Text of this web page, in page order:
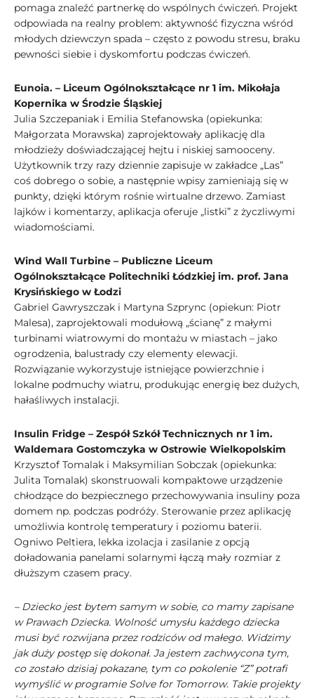
pomaga znaleźć partnerkę do wspólnych ćwiczeń. Projekt
odpowiada na realny problem: aktywność fizyczna wśród
młodych dziewczyn spada – często z powodu stresu, braku
pewności siebie i dyskomfortu podczas ćwiczeń.
Eunoia. – Liceum Ogólnokształcące nr 1 im. Mikołaja
Kopernika w Środzie Śląskiej
Julia Szczepaniak i Emilia Stefanowska (opiekunka:
Małgorzata Morawska) zaprojektowały aplikację dla
młodzieży doświadczającej hejtu i niskiej samooceny.
Użytkownik trzy razy dziennie zapisuje w zakładce „Las”
coś dobrego o sobie, a następnie wpisy zamieniają się w
punkty, dzięki którym rośnie wirtualne drzewo. Zamiast
lajków i komentarzy, aplikacja oferuje „listki” z życzliwymi
wiadomościami.
Wind Wall Turbine – Publiczne Liceum
Ogólnokształcące Politechniki Łódzkiej im. prof. Jana
Krysińskiego w Łodzi
Gabriel Gawryszczak i Martyna Szprync (opiekun: Piotr
Malesa), zaprojektowali modułową „ścianę” z małymi
turbinami wiatrowymi do montażu w miastach – jako
ogrodzenia, balustrady czy elementy elewacji.
Rozwiązanie wykorzystuje istniejące powierzchnie i
lokalne podmuchy wiatru, produkując energię bez dużych,
hałaśliwych instalacji.
Insulin Fridge – Zespół Szkół Technicznych nr 1 im.
Waldemara Gostomczyka w Ostrowie Wielkopolskim
Krzysztof Tomalak i Maksymilian Sobczak (opiekunka:
Julita Tomalak) skonstruowali kompaktowe urządzenie
chłodzące do bezpiecznego przechowywania insuliny poza
domem np. podczas podróży. Sterowanie przez aplikację
umożliwia kontrolę temperatury i poziomu baterii.
Ogniwo Peltiera, lekka izolacja i zasilanie z opcją
doładowania panelami solarnymi łączą mały rozmiar z
dłuższym czasem pracy.
– Dziecko jest bytem samym w sobie, co mamy zapisane
w Prawach Dziecka. Wolność umysłu każdego dziecka
musi być rozwijana przez rodziców od małego. Widzimy
jak duży postęp się dokonał. Ja jestem zachwycona tym,
co zostało dzisiaj pokazane, tym co pokolenie “Z” potrafi
wymyślić w programie Solve for Tomorrow. Takie projekty